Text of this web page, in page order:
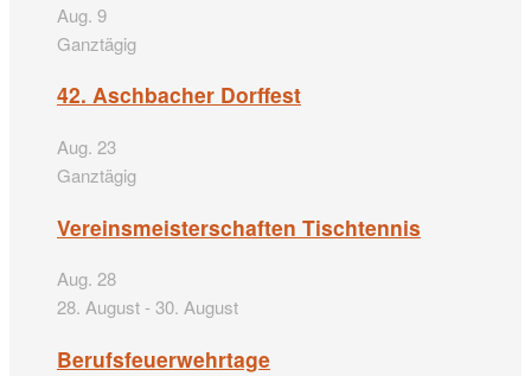
Aug. 9
Ganztägig
42. Aschbacher Dorffest
Aug. 23
Ganztägig
Vereinsmeisterschaften Tischtennis
Aug. 28
28. August - 30. August
Berufsfeuerwehrtage